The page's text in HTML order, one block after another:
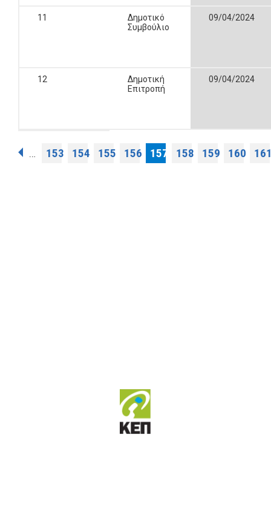
11
Δημοτικό
Συμβούλιο
09/04/2024
12
Δημοτική
Επιτροπή
09/04/2024
Σελίδες
… 153 154 155 156 157 158 159 160